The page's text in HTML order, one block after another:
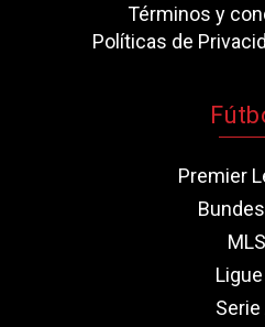
Términos y
Políticas de
Premier
MLS
Ligue
Serie